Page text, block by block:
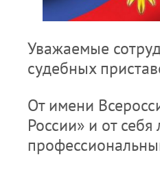
Уважаемые
судебных
От имени
России» и от